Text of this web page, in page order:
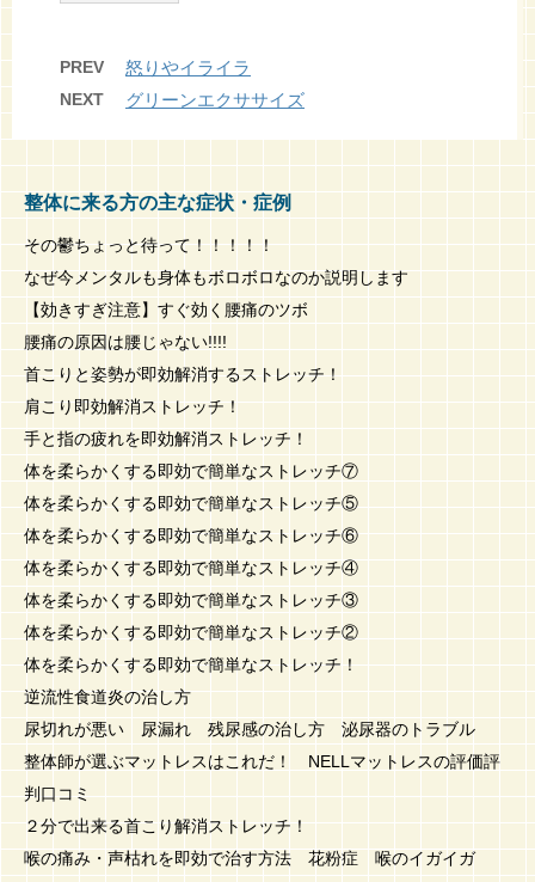
PREV 怒りやイライラ
NEXT グリーンエクササイズ
整体に来る方の主な症状・症例
その鬱ちょっと待って！！！！！
なぜ今メンタルも身体もボロボロなのか説明します
【効きすぎ注意】すぐ効く腰痛のツボ
腰痛の原因は腰じゃない!!!!
首こりと姿勢が即効解消するストレッチ！
肩こり即効解消ストレッチ！
手と指の疲れを即効解消ストレッチ！
体を柔らかくする即効で簡単なストレッチ⑦
体を柔らかくする即効で簡単なストレッチ⑤
体を柔らかくする即効で簡単なストレッチ⑥
体を柔らかくする即効で簡単なストレッチ④
体を柔らかくする即効で簡単なストレッチ③
体を柔らかくする即効で簡単なストレッチ②
体を柔らかくする即効で簡単なストレッチ！
逆流性食道炎の治し方
尿切れが悪い 尿漏れ 残尿感の治し方 泌尿器のトラブル
整体師が選ぶマットレスはこれだ！ NELLマットレスの評価評
判口コミ
２分で出来る首こり解消ストレッチ！
喉の痛み・声枯れを即効で治す方法 花粉症 喉のイガイガ